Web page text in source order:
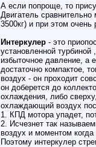
А если попроще, то
Двигатель
3500кг) и при этом очень
Интеркулер - это
установленной турбиной
избыточное давление, а
достаточно компактое,
воздух - он проходит
он доберется до
охлаждения, либо
охлаждающий воздух
1. КПД мотора упадет,
2. Исчезнет так
воздух и моментом когда
Поэтому интеркулер